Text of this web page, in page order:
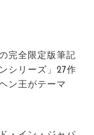
完全限定版筆記
シリーズ」27作
ン王がテーマ